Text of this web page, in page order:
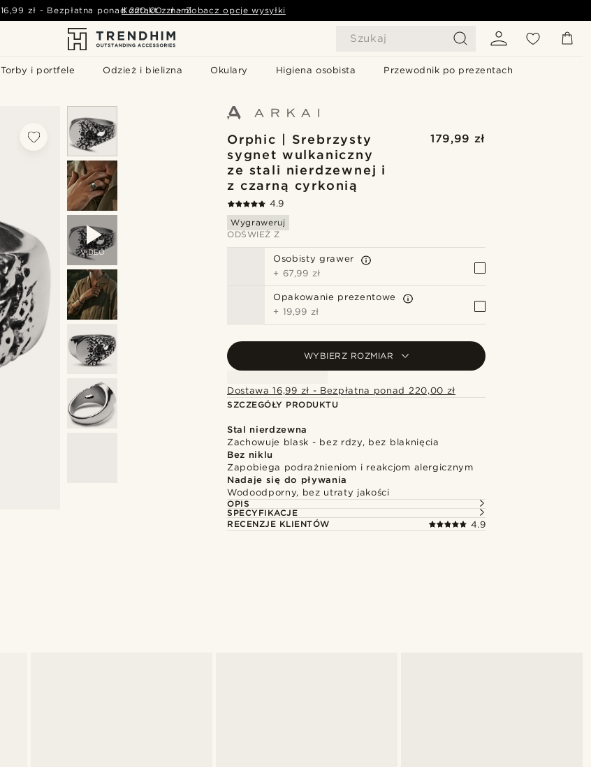
Szukaj
Torby i portfele Odzież i bielizna Okulary Higiena osobista Przewodnik po prezentach
16,99 zł - Bezpłatna ponad 220,00 zł - Zobacz opcje wysyłki
Kontakt z nami
VIDEO
Orphic | Srebrzysty
sygnet wulkaniczny
ze stali nierdzewnej i
z czarną cyrkonią
179,99 zł
4.9
Wygraweruj
ODŚWIEŻ Z
Osobisty grawer
+ 67,99 zł
Opakowanie prezentowe
+ 19,99 zł
WYBIERZ ROZMIAR
Dostawa 16,99 zł - Bezpłatna ponad 220,00 zł
SZCZEGÓŁY PRODUKTU
Stal nierdzewna
Zachowuje blask - bez rdzy, bez blaknięcia
Bez niklu
Zapobiega podrażnieniom i reakcjom alergicznym
Nadaje się do pływania
Wodoodporny, bez utraty jakości
OPIS
SPECYFIKACJE
RECENZJE KLIENTÓW
4.9